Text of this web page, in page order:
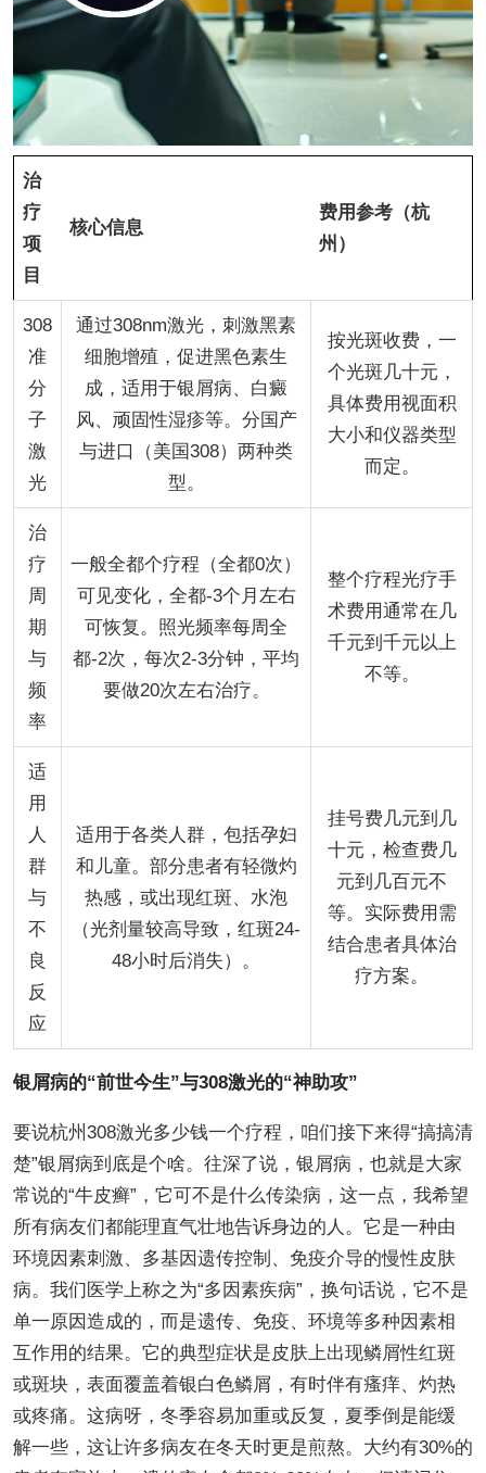
治
疗
项
目
核心信息
费用参考（杭
州）
308
准
分
子
激
光
通过308nm激光，刺激黑素
细胞增殖，促进黑色素生
成，适用于银屑病、白癜
风、顽固性湿疹等。分国产
与进口（美国308）两种类
型。
按光斑收费，一
个光斑几十元，
具体费用视面积
大小和仪器类型
而定。
治
疗
周
期
与
频
率
一般全都个疗程（全都0次）
可见变化，全都-3个月左右
可恢复。照光频率每周全
都-2次，每次2-3分钟，平均
要做20次左右治疗。
整个疗程光疗手
术费用通常在几
千元到千元以上
不等。
适
用
人
群
与
不
良
反
应
适用于各类人群，包括孕妇
和儿童。部分患者有轻微灼
热感，或出现红斑、水泡
（光剂量较高导致，红斑24-
48小时后消失）。
挂号费几元到几
十元，检查费几
元到几百元不
等。实际费用需
结合患者具体治
疗方案。
银屑病的“前世今生”与308激光的“神助攻”
要说杭州308激光多少钱一个疗程，咱们接下来得“搞搞清
楚”银屑病到底是个啥。往深了说，银屑病，也就是大家
常说的“牛皮癣”，它可不是什么传染病，这一点，我希望
所有病友们都能理直气壮地告诉身边的人。它是一种由
环境因素刺激、多基因遗传控制、免疫介导的慢性皮肤
病。我们医学上称之为“多因素疾病”，换句话说，它不是
单一原因造成的，而是遗传、免疫、环境等多种因素相
互作用的结果。它的典型症状是皮肤上出现鳞屑性红斑
或斑块，表面覆盖着银白色鳞屑，有时伴有瘙痒、灼热
或疼痛。这病呀，冬季容易加重或反复，夏季倒是能缓
解一些，这让许多病友在冬天时更是煎熬。大约有30%的